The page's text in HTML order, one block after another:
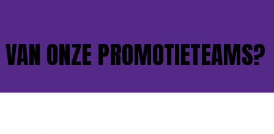
ONZE PROMOTIETEAMS?